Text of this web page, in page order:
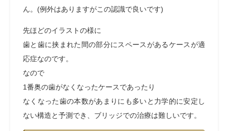
ん。(例外はありますがこの認識で良いです)
先ほどのイラストの様に
歯と歯に挟まれた間の部分にスペースがあるケースが適
応症なのです。
なので
1番奥の歯がなくなったケースであったり
なくなった歯の本数があまりにも多いと力学的に安定し
ない構造と予測でき、ブリッジでの治療は難しいです。